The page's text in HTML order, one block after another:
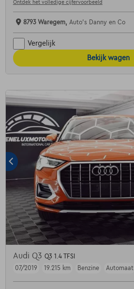
Ontdek het volledige cijfervoorbeeld
8793 Waregem, Auto's Danny en Co
Vergelijk
Bekijk wagen
Audi Q3 Q3 1.4 TFSI
07/2019
19.215 km Benzine Automaat